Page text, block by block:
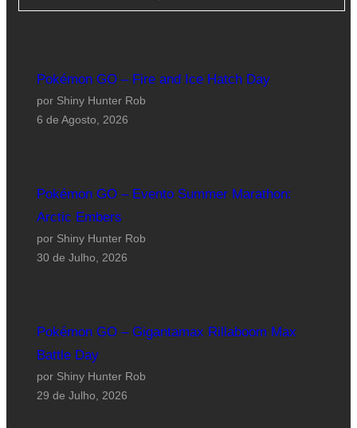
Pokémon GO – Fire and Ice Hatch Day
por Shiny Hunter Rob
6 de Agosto, 2026
Pokémon GO – Evento Summer Marathon:
Arctic Embers
por Shiny Hunter Rob
30 de Julho, 2026
Pokémon GO – Gigantamax Rillaboom Max
Battle Day
por Shiny Hunter Rob
29 de Julho, 2026